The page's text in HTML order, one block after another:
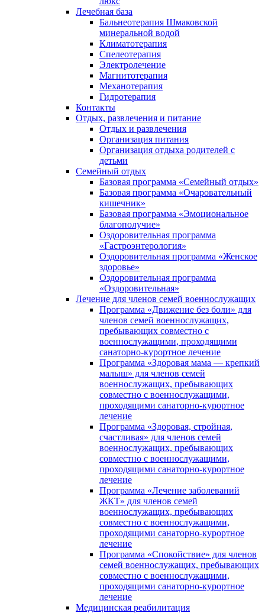
Лечебная база
Бальнеотерапия Шмаковской
минеральной водой
Климатотерапия
Спелеотерапия
Электролечение
Магнитотерапия
Механотерапия
Гидротерапия
Контакты
Отдых, развлечения и питание
Отдых и развлечения
Организация питания
Организация отдыха родителей с
детьми
Семейный отдых
Базовая программа «Семейный отдых»
Базовая программа «Очаровательный
кишечник»
Базовая программа «Эмоциональное
благополучие»
Оздоровительная программа
«Гастроэнтерология»
Оздоровительная программа «Женское
здоровье»
Оздоровительная программа
«Оздоровительная»
Лечение для членов семей военнослужащих
Программа «Движение без боли» для
членов семей военнослужащих,
пребывающих совместно с
военнослужащими, проходящими
санаторно-курортное лечение
Программа «Здоровая мама — крепкий
малыш» для членов семей
военнослужащих, пребывающих
совместно с военнослужащими,
проходящими санаторно-курортное
лечение
Программа «Здоровая, стройная,
счастливая» для членов семей
военнослужащих, пребывающих
совместно с военнослужащими,
проходящими санаторно-курортное
лечение
Программа «Лечение заболеваний
ЖКТ» для членов семей
военнослужащих, пребывающих
совместно с военнослужащими,
проходящими санаторно-курортное
лечение
Программа «Спокойствие» для членов
семей военнослужащих, пребывающих
совместно с военнослужащими,
проходящими санаторно-курортное
лечение
Медицинская реабилитация